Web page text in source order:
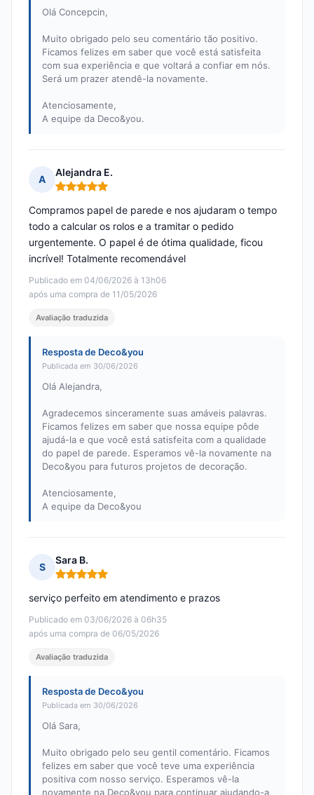
Olá Concepcin,
Muito obrigado pelo seu comentário tão positivo.
Ficamos felizes em saber que você está satisfeita
com sua experiência e que voltará a confiar em nós.
Será um prazer atendê-la novamente.
Atenciosamente,
A equipe da Deco&you.
A
Alejandra E.
Nota: 5 em 5
Publicado em 04/06/2026 à 13h06
após uma compra de 11/05/2026
Compramos papel de parede e nos ajudaram o tempo
todo a calcular os rolos e a tramitar o pedido
urgentemente. O papel é de ótima qualidade, ficou
incrível! Totalmente recomendável
Avaliação traduzida
Resposta de Deco&you
Publicada em 30/06/2026
Olá Alejandra,
Agradecemos sinceramente suas amáveis palavras.
Ficamos felizes em saber que nossa equipe pôde
ajudá-la e que você está satisfeita com a qualidade
do papel de parede. Esperamos vê-la novamente na
Deco&you para futuros projetos de decoração.
Atenciosamente,
A equipe da Deco&you
S
Sara B.
Nota: 5 em 5
Publicado em 03/06/2026 à 06h35
após uma compra de 06/05/2026
serviço perfeito em atendimento e prazos
Avaliação traduzida
Resposta de Deco&you
Publicada em 30/06/2026
Olá Sara,
Muito obrigado pelo seu gentil comentário. Ficamos
felizes em saber que você teve uma experiência
positiva com nosso serviço. Esperamos vê-la
novamente na Deco&you para continuar ajudando-a